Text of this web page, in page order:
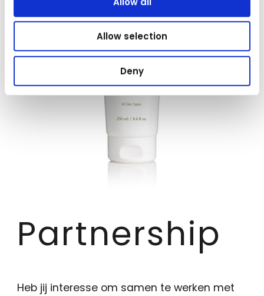
Allow selection
Deny
Partnership
Heb jij interesse om samen te werken met